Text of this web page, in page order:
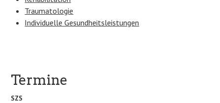
Traumatologie
Individuelle Gesundheitsleistungen
Termine
SZS